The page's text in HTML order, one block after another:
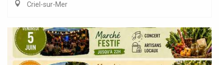
Criel-sur-Mer